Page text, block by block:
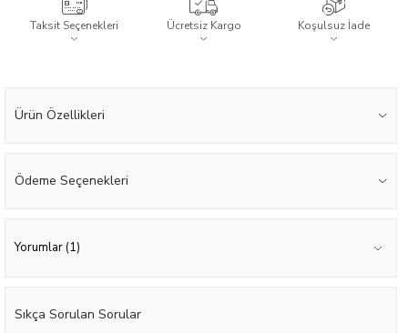
Taksit Seçenekleri Ücretsiz Kargo Koşulsuz İade
Ürün Özellikleri
Ödeme Seçenekleri
Yorumlar (1)
Sıkça Sorulan Sorular